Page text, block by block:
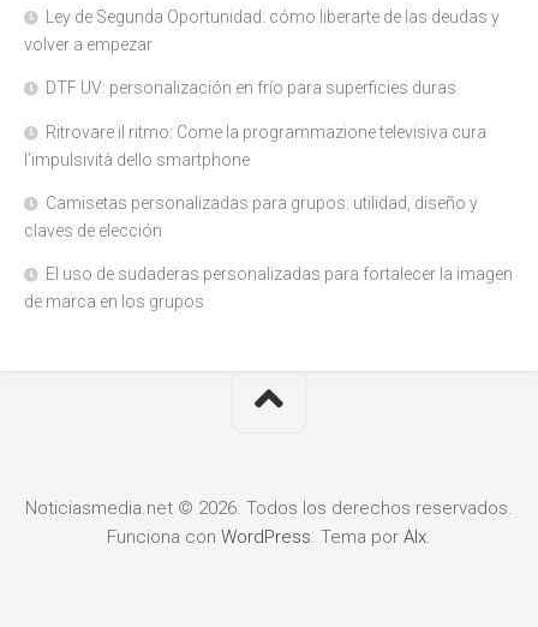
Ley de Segunda Oportunidad: cómo liberarte de las deudas y
volver a empezar
DTF UV: personalización en frío para superficies duras
Ritrovare il ritmo: Come la programmazione televisiva cura
l’impulsività dello smartphone
Camisetas personalizadas para grupos: utilidad, diseño y
claves de elección
El uso de sudaderas personalizadas para fortalecer la imagen
de marca en los grupos
Noticiasmedia.net © 2026. Todos los derechos reservados.
Funciona con WordPress. Tema por Alx.